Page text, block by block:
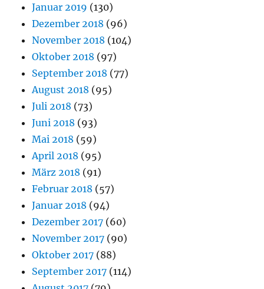
Januar 2019 (130)
Dezember 2018 (96)
November 2018 (104)
Oktober 2018 (97)
September 2018 (77)
August 2018 (95)
Juli 2018 (73)
Juni 2018 (93)
Mai 2018 (59)
April 2018 (95)
März 2018 (91)
Februar 2018 (57)
Januar 2018 (94)
Dezember 2017 (60)
November 2017 (90)
Oktober 2017 (88)
September 2017 (114)